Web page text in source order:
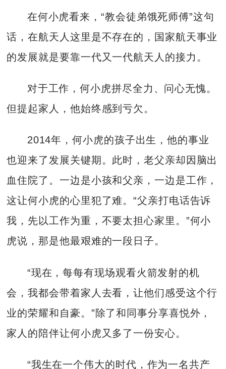
在何小虎看来，“教会徒弟饿死师傅”这句
话，在航天人这里是不存在的，国家航天事业
的发展就是要靠一代又一代航天人的接力。
对于工作，何小虎拼尽全力、问心无愧。
但提起家人，他始终感到亏欠。
2014年，何小虎的孩子出生，他的事业
也迎来了发展关键期。此时，老父亲却因脑出
血住院了。一边是小孩和父亲，一边是工作，
这让何小虎的心里犯了难。“父亲打电话告诉
我，先以工作为重，不要太担心家里。”何小
虎说，那是他最艰难的一段日子。
“现在，每每有现场观看火箭发射的机
会，我都会带着家人去看，让他们感受这个行
业的荣耀和自豪。”除了和同事分享喜悦外，
家人的陪伴让何小虎又多了一份安心。
“我生在一个伟大的时代，作为一名共产